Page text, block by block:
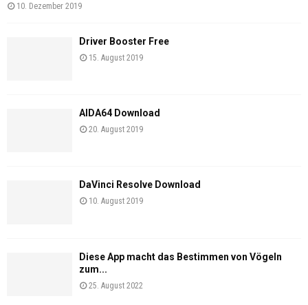
10. Dezember 2019
Driver Booster Free
15. August 2019
AIDA64 Download
20. August 2019
DaVinci Resolve Download
10. August 2019
Diese App macht das Bestimmen von Vögeln
zum...
25. August 2022